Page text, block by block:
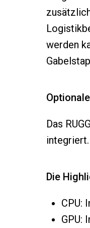
werden
Das
integriert.
Die
CPU:
GPU: